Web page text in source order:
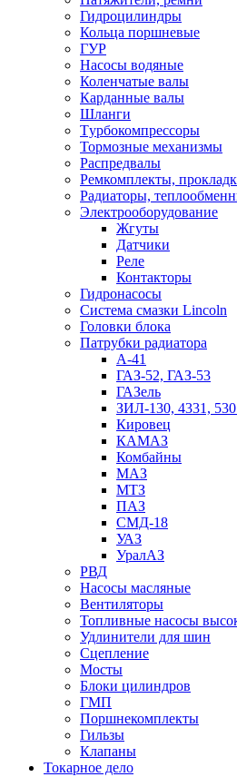
Гидроцилиндры
Кольца поршневые
ГУР
Насосы водяные
Коленчатые валы
Карданные валы
Шланги
Tурбокомпрессоры
Тормозные механизмы
Распредвалы
Ремкомплекты,
Радиаторы,
Электрооборудование
Жгуты
Датчики
Реле
Контакторы
Гидронасосы
Система смазки Lincoln
Головки блока
Патрубки радиатоpа
А-41
ГАЗ-52, ГАЗ-53
ГАЗель
ЗИЛ-130, 4331,
Кировец
КАМАЗ
Комбайны
МАЗ
МTЗ
ПАЗ
СМД-18
УАЗ
УралАЗ
РВД
Насосы масляные
Вентиляторы
Топливные насосы
Удлинители для шин
Сцепление
Мосты
Блоки цилиндров
ГМП
Поршнекомплекты
Гильзы
Клапаны
Токарное дело